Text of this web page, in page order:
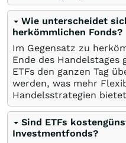
Wie unterscheidet
herkömmlichen Fonds?
Im Gegensatz zu
Ende des
ETFs den ganzen Tag
werden, was mehr
Handelsstrategien
Sind ETFs
Investmentfonds?